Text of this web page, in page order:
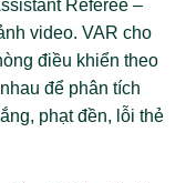
Referee –
video. VAR cho
điều khiển theo
để phân tích
phạt đền, lỗi thẻ